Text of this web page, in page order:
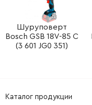
Шуруповерт
Bosch GSB 18V-85 C
(3 601 JG0 351)
Каталог продукции